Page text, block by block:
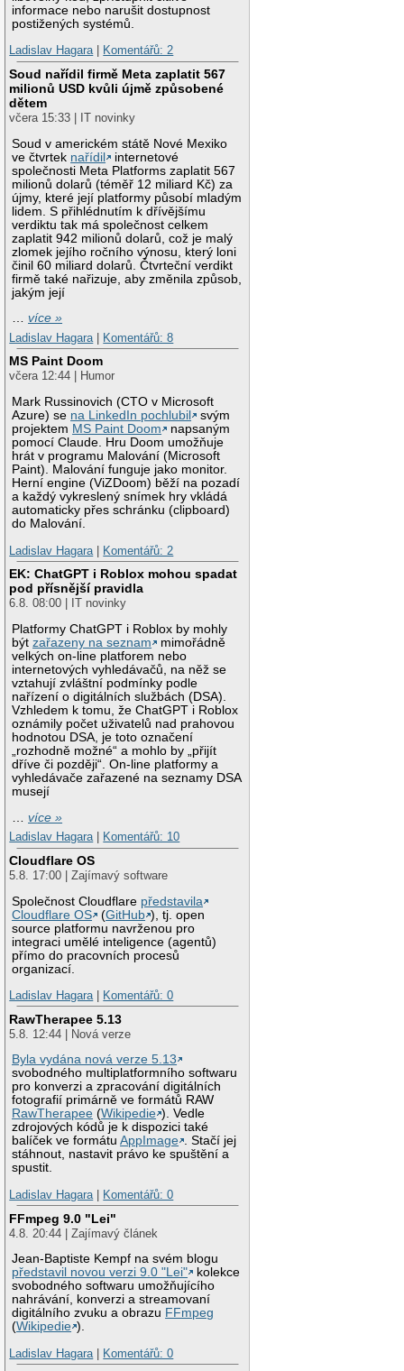
informace nebo narušit dostupnost
postižených systémů.
Ladislav Hagara| Komentářů: 2
Soud nařídil firmě Meta zaplatit 567
milionů USD kvůli újmě způsobené
dětem
včera 15:33 | IT novinky
Soud v americkém státě Nové Mexiko
ve čtvrtek nařídil
internetové
společnosti Meta Platforms zaplatit 567
milionů dolarů (téměř 12 miliard Kč) za
újmy, které její platformy působí mladým
lidem. S přihlédnutím k dřívějšímu
verdiktu tak má společnost celkem
zaplatit 942 milionů dolarů, což je malý
zlomek jejího ročního výnosu, který loni
činil 60 miliard dolarů. Čtvrteční verdikt
firmě také nařizuje, aby změnila způsob,
jakým její
…více »
Ladislav Hagara
Komentářů: 8
MS Paint Doom
včera 12:44 | Humor
Mark Russinovich (CTO v Microsoft
Azure) se na LinkedIn pochlubil
svým
projektem MS Paint Doom
napsaným
pomocí Claude. Hru Doom umožňuje
hrát v programu Malování (Microsoft
Paint). Malování funguje jako monitor.
Herní engine (ViZDoom) běží na pozadí
a každý vykreslený snímek hry vkládá
automaticky přes schránku (clipboard)
do Malování.
Ladislav Hagara
Komentářů: 2
EK: ChatGPT i Roblox mohou spadat
pod přísnější pravidla
6.8. 08:00 | IT novinky
Platformy ChatGPT i Roblox by mohly
býtzařazeny na seznam
mimořádně
velkých on-line platforem nebo
internetových vyhledávačů, na něž se
vztahují zvláštní podmínky podle
nařízení o digitálních službách (DSA).
Vzhledem k tomu, že ChatGPT i Roblox
oznámily počet uživatelů nad prahovou
hodnotou DSA, je toto označení
„rozhodně možné“ a mohlo by „přijít
dříve či později“. On-line platformy a
vyhledávače zařazené na seznamy DSA
musejí
…více »
Ladislav Hagara| Komentářů: 10
Cloudflare OS
5.8. 17:00 | Zajímavý software
Společnost Cloudflare představila
Cloudflare OS
(GitHub ), tj. open
source platformu navrženou pro
integraci umělé inteligence (agentů)
přímo do pracovních procesů
organizací.
Ladislav Hagara| Komentářů: 0
RawTherapee 5.13
5.8. 12:44 | Nová verze
Byla vydána nová verze 5.13
svobodného multiplatformního softwaru
pro konverzi a zpracování digitálních
fotografií primárně ve formátů RAW
RawTherapee (Wikipedie ). Vedle
zdrojových kódů je k dispozici také
balíček ve formátuAppImage . Stačí jej
stáhnout, nastavit právo ke spuštění a
spustit.
Ladislav Hagara| Komentářů: 0
FFmpeg 9.0 "Lei"
4.8. 20:44 | Zajímavý článek
Jean-Baptiste Kempf na svém blogu
představil novou verzi 9.0 "Lei"
kolekce
svobodného softwaru umožňujícího
nahrávání, konverzi a streamovaní
digitálního zvuku a obrazu FFmpeg
(Wikipedie ).
Ladislav Hagara| Komentářů: 0